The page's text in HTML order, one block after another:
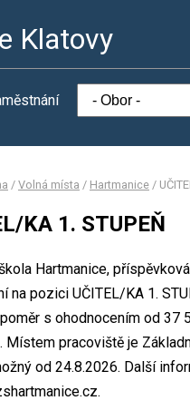
Klatovy
/ Volná místa / Hartmanice /
KA 1. STUPEŇ
Hartmanice,
na pozici UČITEL/KA 1.
s ohodnocením od 37
Místem pracoviště je
od 24.8.2026. Další